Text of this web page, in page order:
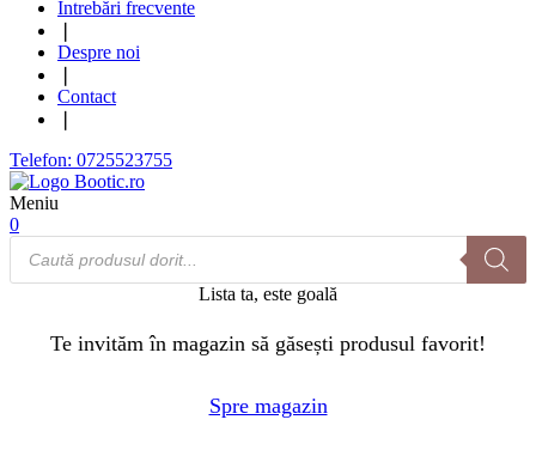
Întrebări frecvente
Despre noi
Contact
Telefon: 0725523755
Meniu
0
Products
search
Lista ta, este goală
Te invităm în magazin să găsești produsul favorit!
Spre magazin